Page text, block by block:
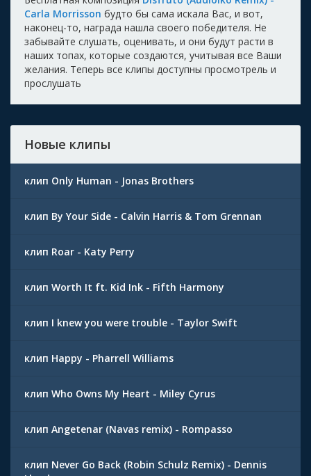
Carla Morrisson будто бы сама искала Вас, и вот,
наконец-то, награда нашла своего победителя. Не
забывайте слушать, оценивать, и они будут расти в
наших топах, которые создаются, учитывая все Ваши
желания. Теперь все клипы доступны просмотрель и
прослушать
Новые клипы
клип Only Human - Jonas Brothers
клип By Your Side - Calvin Harris & Tom Grennan
клип Roar - Katy Perry
клип Worth It ft. Kid Ink - Fifth Harmony
клип I knew you were trouble - Taylor Swift
клип Happy - Pharrell Williams
клип Who Owns My Heart - Miley Cyrus
клип Angetenar (Navas remix) - Rompasso
клип Never Go Back (Robin Schulz Remix) - Dennis